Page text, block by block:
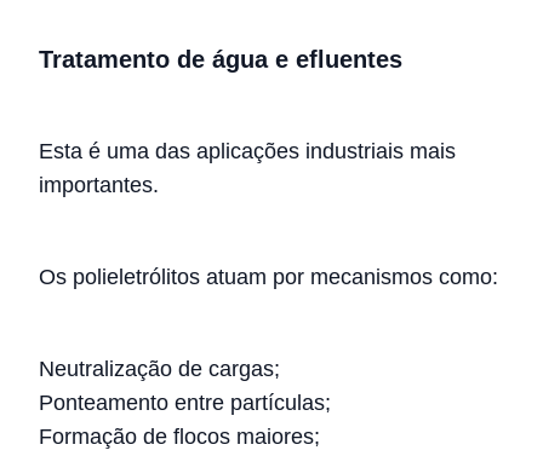
Tratamento de água e efluentes
Esta é uma das aplicações industriais mais
importantes.
Os polieletrólitos atuam por mecanismos como:
Neutralização de cargas;
Ponteamento entre partículas;
Formação de flocos maiores;